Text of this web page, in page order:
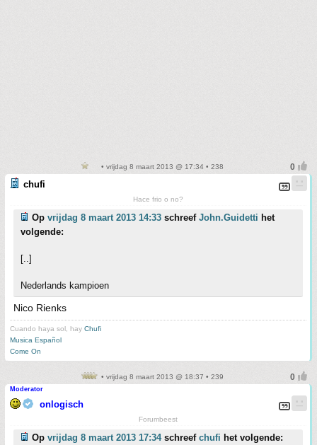
• vrijdag 8 maart 2013 @ 17:34 • 238
chufi
Hace frio o no?
Op vrijdag 8 maart 2013 14:33 schreef John.Guidetti het
volgende:
[..]
Nederlands kampioen
Nico Rienks
Cuando haya sol, hay Chufi
Musica Español
Come On
• vrijdag 8 maart 2013 @ 18:37 • 239
Moderator
onlogisch
Forumbeest
Op vrijdag 8 maart 2013 17:34schreef chufi het volgende: